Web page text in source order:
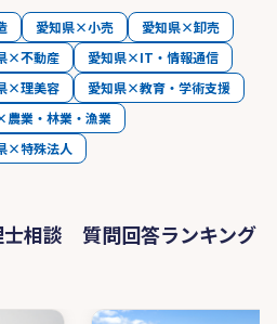
愛知県×小売
愛知県×卸売
×不動産
愛知県×IT・情報通信
×理美容
愛知県×教育・学術支援
業・林業・漁業
×特殊法人
士相談 質問回答ランキング